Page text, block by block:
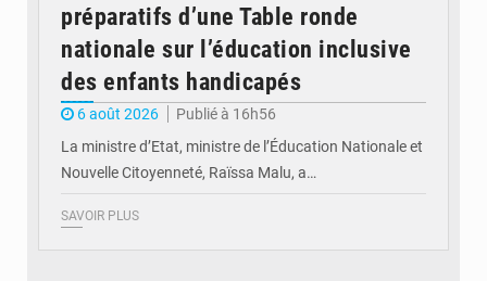
préparatifs d’une Table ronde
nationale sur l’éducation inclusive
des enfants handicapés
6 août 2026
Publié à 16h56
La ministre d’Etat, ministre de l’Éducation Nationale et
Nouvelle Citoyenneté, Raïssa Malu, a…
SAVOIR PLUS